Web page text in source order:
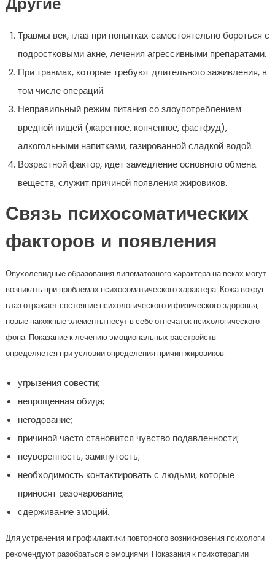
Другие
Травмы век, глаз при попытках самостоятельно бороться с
подростковыми акне, лечения агрессивными препаратами.
При травмах, которые требуют длительного заживления, в
том числе операций.
Неправильный режим питания со злоупотреблением
вредной пищей (жаренное, копченное, фастфуд),
алкогольными напитками, газированной сладкой водой.
Возрастной фактор, идет замедление основного обмена
веществ, служит причиной появления жировиков.
Связь психосоматических
факторов и появления
Опухолевидные образования липоматозного характера на веках могут
возникать при проблемах психосоматического характера. Кожа вокруг
глаз отражает состояние психологического и физического здоровья,
новые накожные элементы несут в себе отпечаток психологического
фона. Показание к лечению эмоциональных расстройств
определяется при условии определения причин жировиков:
угрызения совести;
непрощенная обида;
негодование;
причиной часто становится чувство подавленности;
неуверенность, замкнутость;
необходимость контактировать с людьми, которые
приносят разочарование;
сдерживание эмоций.
Для устранения и профилактики повторного возникновения психологи
рекомендуют разобраться с эмоциями. Показания к психотерапии —